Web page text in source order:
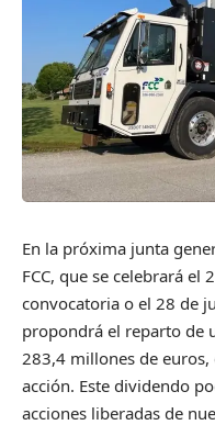
En la próxima junta
FCC, que se celebrará
convocatoria o el 28 de
propondrá el reparto de
283,4 millones de
acción. Este dividendo
acciones liberadas de